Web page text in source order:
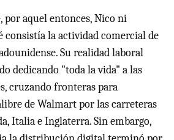
por aquel entonces, Nico ni
consistía la actividad comercial de
Su realidad laboral
dedicando "toda la vida" a las
cruzando fronteras para
de Walmart por las carreteras
Italia e Inglaterra. Sin embargo,